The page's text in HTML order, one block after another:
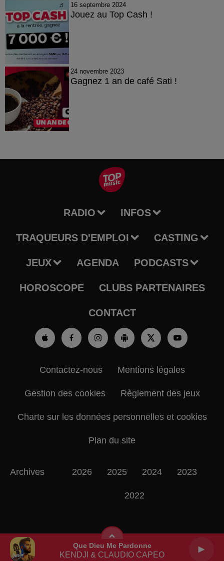
Que Dieu Me Pardonne
KENDJI & CLAUDIO CAPEO
16 septembre 2024
Jouez au Top Cash !
24 novembre 2023
Gagnez 1 an de café Sati !
RADIO INFOS
TRAQUEURS D'EMPLOI CASTING
JEUX AGENDA PODCASTS
HOROSCOPE CLUBS PARTENAIRES
CONTACT
Contactez-nous Mentions légales
Gestion des cookies Règlement des jeux
Charte sur les données personnelles et cookies
Plan du site
Archives 2026 2025 2024 2023
2022